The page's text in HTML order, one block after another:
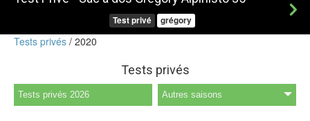
Test privé grégory
Tests privés 2020
Tests privés
Tests privés 2026 Autres saisons